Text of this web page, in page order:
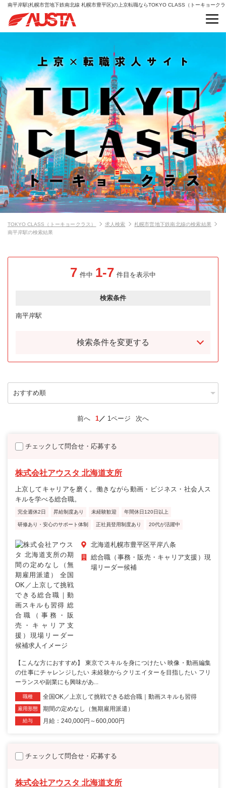
南平岸駅(札幌市営地下鉄南北線 札幌市豊平区)の上京転職ならTOKYO CLASS（トーキョーク
TOKYO CLASS（トーキョークラス） 求人検索
札幌市営地下鉄南北線の検索結果
南平岸駅の検索結果
7 件中 1-7 件目を表示中
検索条件
南平岸駅
検索条件を変更する
前へ 1 1ページ 次へ
チェックして問合せ・応募する
株式会社アウスタ 北海道支所
上京してキャリアを磨く。働きながら動画・ビジネス・社会人ス
キルを学べる総合職。
完全週休2日 昇給制度あり 未経験歓迎 年間休日120日以上
研修あり・安心のサポート体制 正社員登用制度あり 20代が活躍中
北海道札幌市豊平区平岸八条
総合職（事務・販売・キャリア支援）現
場リーダー候補
【こんな方におすすめ】 東京でスキルを身につけたい 映像・動画編集
の仕事にチャレンジしたい 未経験からクリエイターを目指したい フリ
ーランスや副業にも興味があ...
職種 全国OK／上京して挑戦できる総合職｜動画スキルも習得
雇用形態 期間の定めなし（無期雇用派遣）
給与 月給：240,000円～600,000円
チェックして問合せ・応募する
株式会社アウスタ 北海道支所